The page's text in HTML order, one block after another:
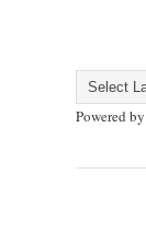
Powered by